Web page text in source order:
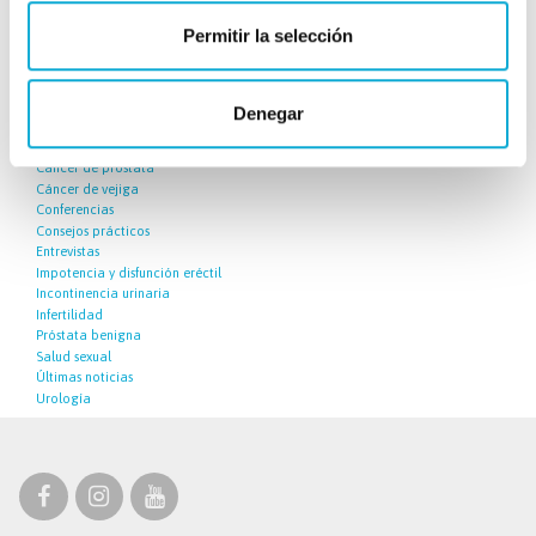
Permitir la selección
Denegar
Cáncer de próstata
Cáncer de vejiga
Conferencias
Consejos prácticos
Entrevistas
Impotencia y disfunción eréctil
Incontinencia urinaria
Infertilidad
Próstata benigna
Salud sexual
Últimas noticias
Urología